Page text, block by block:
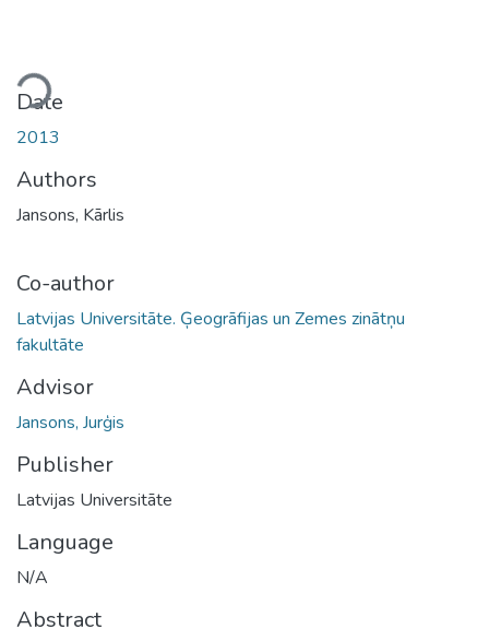
Date
2013
Authors
Jansons, Kārlis
Co-author
Latvijas Universitāte. Ģeogrāfijas un Zemes zinātņu
fakultāte
Advisor
Jansons, Jurģis
Publisher
Latvijas Universitāte
Language
N/A
Abstract